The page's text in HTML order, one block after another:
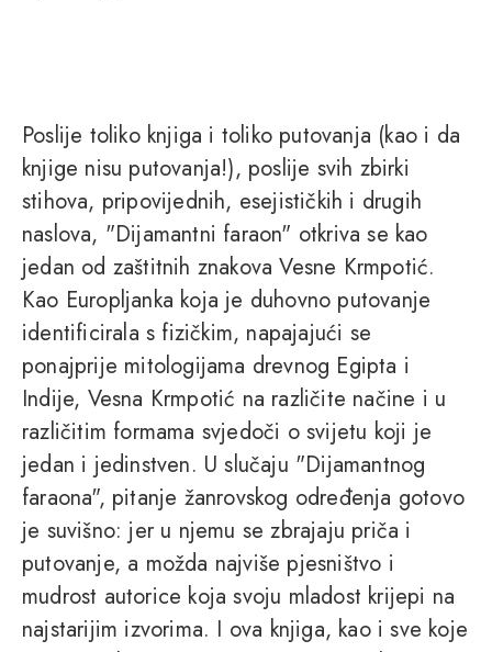
Poslije toliko knjiga i toliko putovanja (kao i da
knjige nisu putovanja!), poslije svih zbirki
stihova, pripovijednih, esejističkih i drugih
naslova, "Dijamantni faraon" otkriva se kao
jedan od zaštitnih znakova Vesne Krmpotić.
Kao Europljanka koja je duhovno putovanje
identificirala s fizičkim, napajajući se
ponajprije mitologijama drevnog Egipta i
Indije, Vesna Krmpotić na različite načine i u
različitim formama svjedoči o svijetu koji je
jedan i jedinstven. U slučaju "Dijamantnog
faraona", pitanje žanrovskog određenja gotovo
je suvišno: jer u njemu se zbrajaju priča i
putovanje, a možda najviše pjesništvo i
mudrost autorice koja svoju mladost krijepi na
najstarijim izvorima. I ova knjiga, kao i sve koje